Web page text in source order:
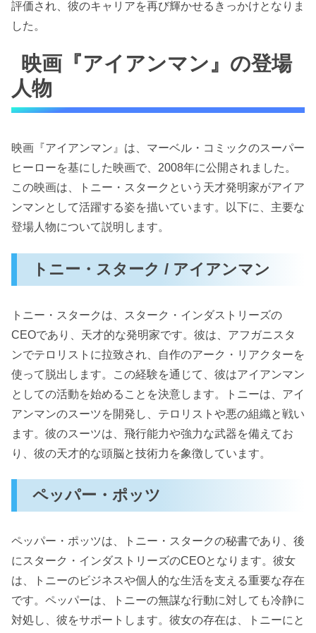
評価され、彼のキャリアを再び輝かせるきっかけとなりま
した。
映画『アイアンマン』の登場
人物
映画『アイアンマン』は、マーベル・コミックのスーパー
ヒーローを基にした映画で、2008年に公開されました。
この映画は、トニー・スタークという天才発明家がアイア
ンマンとして活躍する姿を描いています。以下に、主要な
登場人物について説明します。
トニー・スターク / アイアンマン
トニー・スタークは、スターク・インダストリーズの
CEOであり、天才的な発明家です。彼は、アフガニスタ
ンでテロリストに拉致され、自作のアーク・リアクターを
使って脱出します。この経験を通じて、彼はアイアンマン
としての活動を始めることを決意します。トニーは、アイ
アンマンのスーツを開発し、テロリストや悪の組織と戦い
ます。彼のスーツは、飛行能力や強力な武器を備えてお
り、彼の天才的な頭脳と技術力を象徴しています。
ペッパー・ポッツ
ペッパー・ポッツは、トニー・スタークの秘書であり、後
にスターク・インダストリーズのCEOとなります。彼女
は、トニーのビジネスや個人的な生活を支える重要な存在
です。ペッパーは、トニーの無謀な行動に対しても冷静に
対処し、彼をサポートします。彼女の存在は、トニーにと